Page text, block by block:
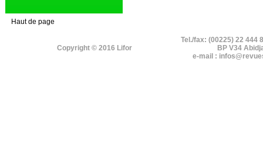
Haut de page
Copyright © 2016 Lifor
Tel./fax: (00225) 22 444
BP V34
e-mail :